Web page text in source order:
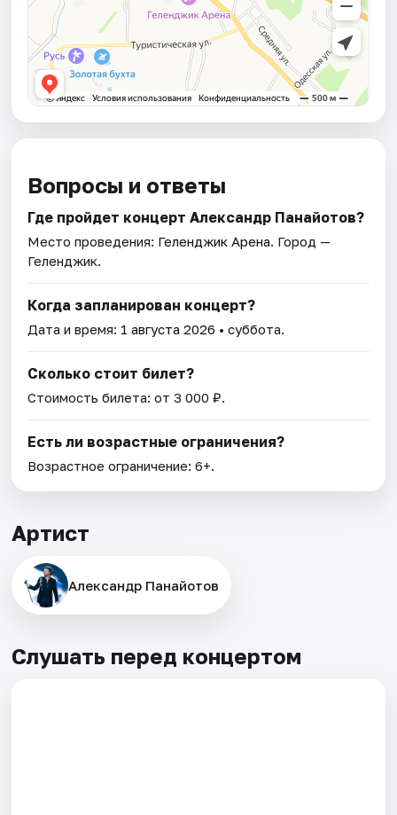
Вопросы и ответы
Где пройдет концерт Александр Панайотов?
Место проведения: Геленджик Арена. Город —
Геленджик.
Когда запланирован концерт?
Дата и время: 1 августа 2026 • суббота.
Сколько стоит билет?
Стоимость билета: от 3 000 ₽.
Есть ли возрастные ограничения?
Возрастное ограничение: 6+.
Артист
Александр Панайотов
Слушать перед концертом